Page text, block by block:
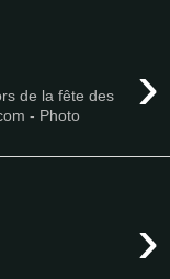
›
de la fête des
- Photo
›